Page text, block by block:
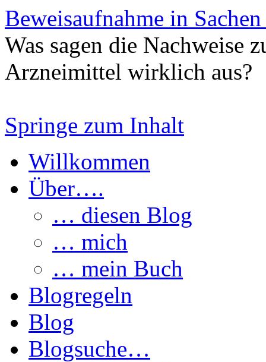
Beweisaufnahme in
Was sagen die Nachweise
Arzneimittel wirklich aus?
Springe zum Inhalt
Willkommen
Über….
… diesen Blog
… mich
… mein Buch
Blogregeln
Blog
Blogsuche…